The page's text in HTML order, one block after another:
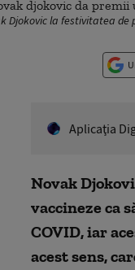
Djokovic la festivitatea de
Aplicaţia
Novak
vaccineze ca
COVID, iar
acest sens,